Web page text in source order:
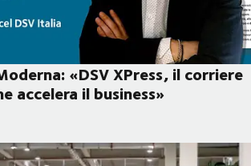
«DSV XPress, il corriere
accelera il business»
«DSV XPress, il corriere express B2B